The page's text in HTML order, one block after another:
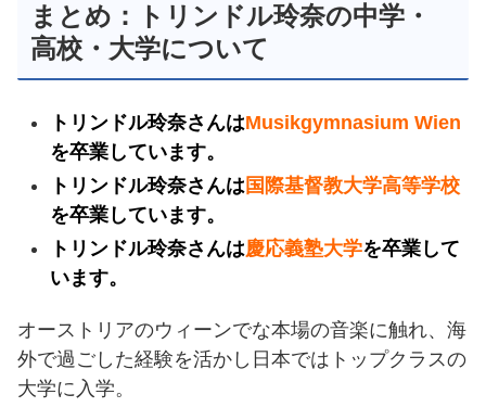
まとめ：トリンドル玲奈の中学・
高校・大学について
トリンドル玲奈さんはMusikgymnasium Wien
を卒業しています。
トリンドル玲奈さんは 国際基督教大学高等学校
を卒業しています。
トリンドル玲奈さんは慶応義塾大学を卒業して
います。
オーストリアのウィーンでな本場の音楽に触れ、海
外で過ごした経験を活かし日本ではトップクラスの
大学に入学。